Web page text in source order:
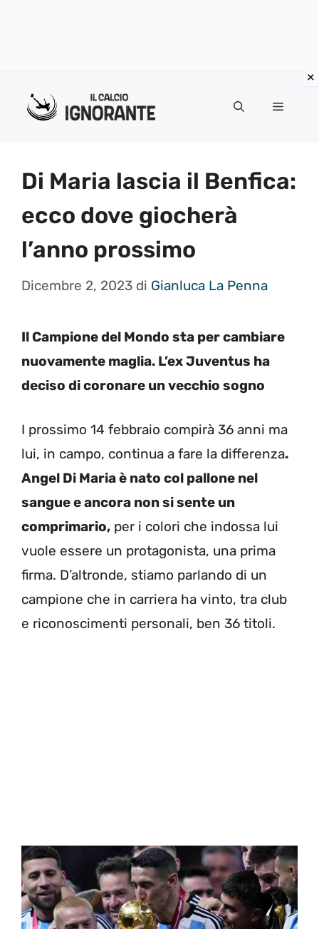
Menu
Di Maria lascia il Benfica:
ecco dove giocherà
l’anno prossimo
Dicembre 2, 2023 di Gianluca La Penna
Il Campione del Mondo sta per cambiare
nuovamente maglia. L’ex Juventus ha
deciso di coronare un vecchio sogno
I prossimo 14 febbraio compirà 36 anni ma
lui, in campo, continua a fare la differenza.
Angel Di Maria è nato col pallone nel
sangue e ancora non si sente un
comprimario, per i colori che indossa lui
vuole essere un protagonista, una prima
firma. D’altronde, stiamo parlando di un
campione che in carriera ha vinto, tra club
e riconoscimenti personali, ben 36 titoli.